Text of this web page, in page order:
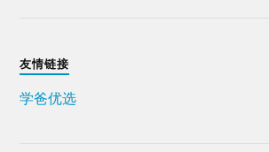
友情链接
学爸优选